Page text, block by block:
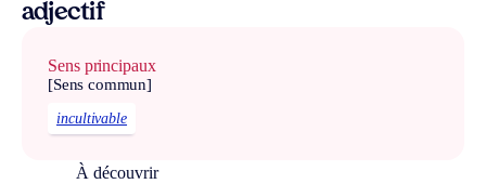
adjectif
Sens principaux
[Sens commun]
incultivable
À découvrir